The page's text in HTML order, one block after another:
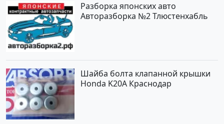
Разборка японских авто
Авторазборка №2 Тлюстенхабль
Шайба болта клапанной крышки
Honda K20A Краснодар